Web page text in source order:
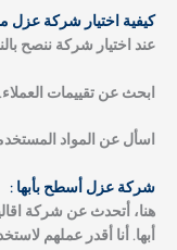
كيفية اختيار شركة عزل
عند اختيار شركة ننصح
ابحث عن تقييمات
اسأل عن المواد
شركة عزل أسطح بأبها :
هنا، أتحدث عن شركة
أبها. أنا أقدر عملهم